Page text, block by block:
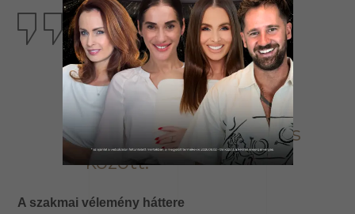
„Az S7 Body Fusion
kiegyensúlyozott
egységet teremt
funkcionalitás, íz és
minőségi gondolkodás
között.”
A szakmai vélemény háttere